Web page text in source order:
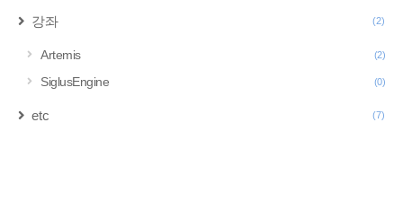
강좌 (2)
Artemis (2)
SiglusEngine (0)
etc (7)